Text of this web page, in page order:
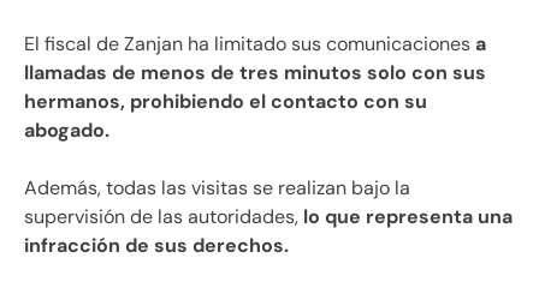
El fiscal de Zanjan ha limitado sus comunicacionesa
llamadas de menos de tres minutos solo con sus
hermanos, prohibiendo el contacto con su
abogado.
Además, todas las visitas se realizan bajo la
supervisión de las autoridades, lo que representa una
infracción de sus derechos.